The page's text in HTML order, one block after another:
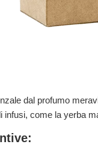
dal profumo
infusi, come la yerba